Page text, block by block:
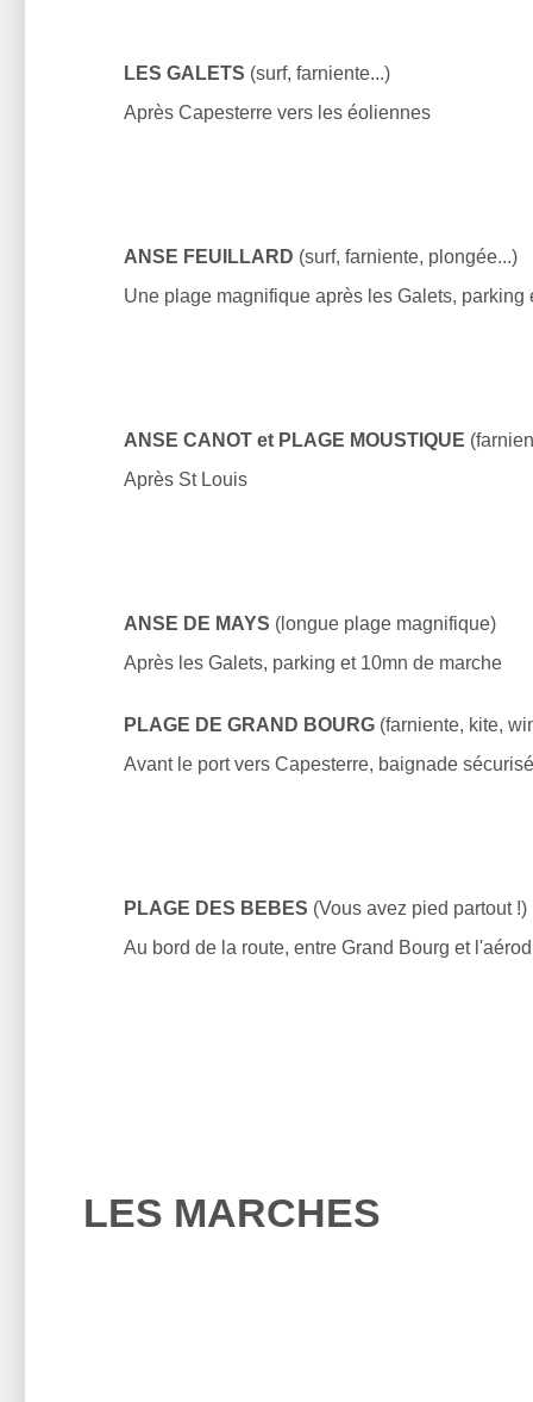
LES GALETS (surf, farniente...)
Après Capesterre vers les éoliennes
ANSE FEUILLARD (surf, farniente, plongée...)
Une plage magnifique après les Galets, parking
ANSE CANOT et PLAGE MOUSTIQUE
Après St Louis
ANSE DE MAYS (longue plage magnifique)
Après les Galets, parking et 10mn de marche
PLAGE DE GRAND BOURG (farniente, kite,
Avant le port vers Capesterre, baignade
PLAGE DES BEBES (Vous avez pied partout !)
Au bord de la route, entre Grand Bourg et
LES MARCHES